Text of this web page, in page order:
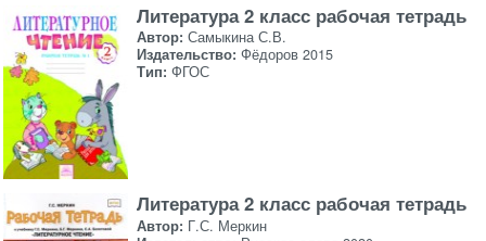
Литература 2 класс рабочая тетрадь
Автор: Самыкина С.В.
Издательство: Фёдоров 2015
Тип: ФГОС
Литература 2 класс рабочая тетрадь
Автор: Г.С. Меркин